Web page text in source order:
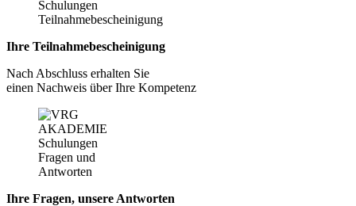
Ihre Teilnahmebescheinigung
Nach Abschluss erhalten Sie
einen Nachweis über Ihre Kompetenz
Ihre Fragen, unsere Antworten